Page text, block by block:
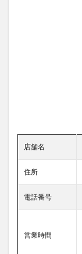
店舗名
住所
電話番号
営業時間